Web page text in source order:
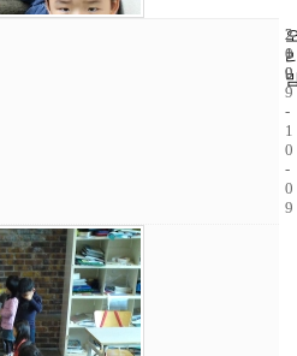
2
1
9
2
0
0
9
-
1
0
-
0
9